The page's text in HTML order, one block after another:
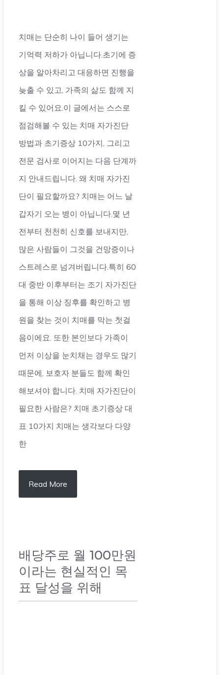
치매는 단순히 나이 들어 생기는
기억력 저하가 아닙니다.초기에 증
상을 알아차리고 대응하면 진행을
늦출 수 있고, 가족의 삶도 함께 지
킬 수 있어요.이 글에서는 스스로
점검해볼 수 있는 치매 자가진단
방법과 초기증상 10가지, 그리고
전문 검사로 이어지는 다음 단계까
지 안내드립니다. 왜 치매 자가진
단이 필요할까요? 치매는 어느 날
갑자기 오는 병이 아닙니다.몇 년
전부터 천천히 신호를 보내지만,
많은 사람들이 그것을 건망증이나
스트레스로 넘겨버립니다.특히 60
대 중반 이후부터는 조기 자가진단
을 통해 이상 징후를 확인하고 병
원을 찾는 것이 치매를 막는 첫걸
음이에요. 또한 본인보다 가족이
먼저 이상을 눈치채는 경우도 많기
때문에, 보호자 분들도 함께 확인
해보셔야 합니다. 치매 자가진단이
필요한 사람은? 치매 초기증상 대
표 10가지 치매는 생각보다 다양
한
Read More
배당주로 월 100만원
이라는 현실적인 목
표 달성을 위해